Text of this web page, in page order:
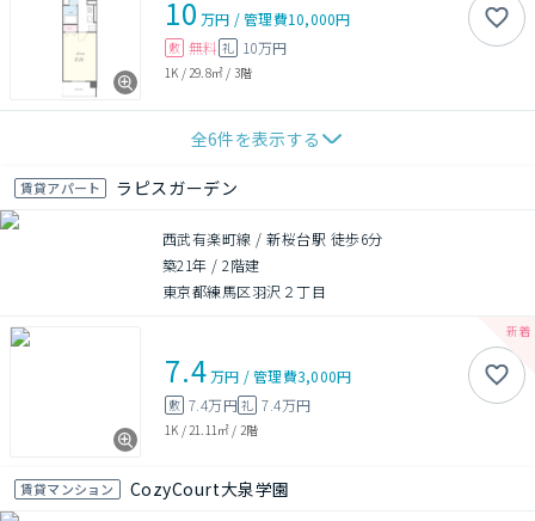
10 万円 /管理費10,000円
敷 無料 礼 10万円
1K / 29.8㎡ / 3階
全6件を表示する
賃貸アパート ラピスガーデン
西武有楽町線 / 新桜台駅 徒歩6分
築21年 /2階建
東京都練馬区羽沢２丁目
7.4万円 /管理費3,000円
敷 7.4万円礼 7.4万円
1K / 21.11㎡ / 2階
賃貸マンション CozyCourt大泉学園